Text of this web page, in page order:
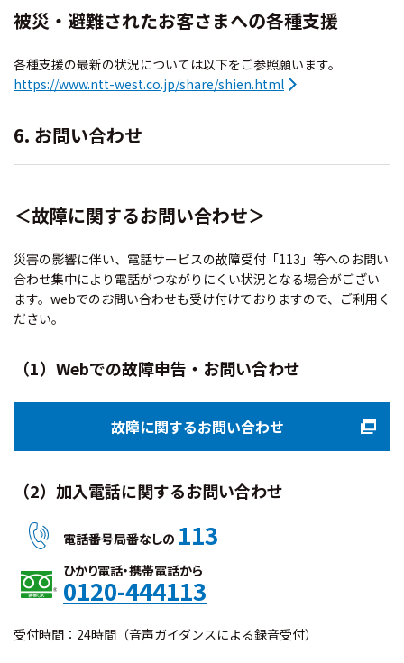
被災・避難されたお客さまへの各種支援
各種支援の最新の状況については以下をご参照願います。
https://www.ntt-west.co.jp/share/shien.html
6. お問い合わせ
＜故障に関するお問い合わせ＞
災害の影響に伴い、電話サービスの故障受付「113」等へのお問い
合わせ集中により電話がつながりにくい状況となる場合がござい
ます。webでのお問い合わせも受け付けておりますので、ご利用く
ださい。
（1）Webでの故障申告・お問い合わせ
故障に関するお問い合わせ
（2）加入電話に関するお問い合わせ
電話番号局番なしの 113
ひかり電話・携帯電話から
0120-444113
受付時間：24時間（音声ガイダンスによる録音受付）